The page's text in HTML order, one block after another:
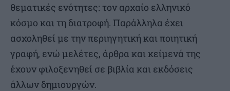
θεματικές ενότητες: τον αρχαίο ελληνικό
κόσμο και τη διατροφή. Παράλληλα έχει
ασχοληθεί με την περιηγητική και ποιητική
γραφή, ενώ μελέτες, άρθρα και κείμενά της
έχουν φιλοξενηθεί σε βιβλία και εκδόσεις
άλλων δημιουργών.